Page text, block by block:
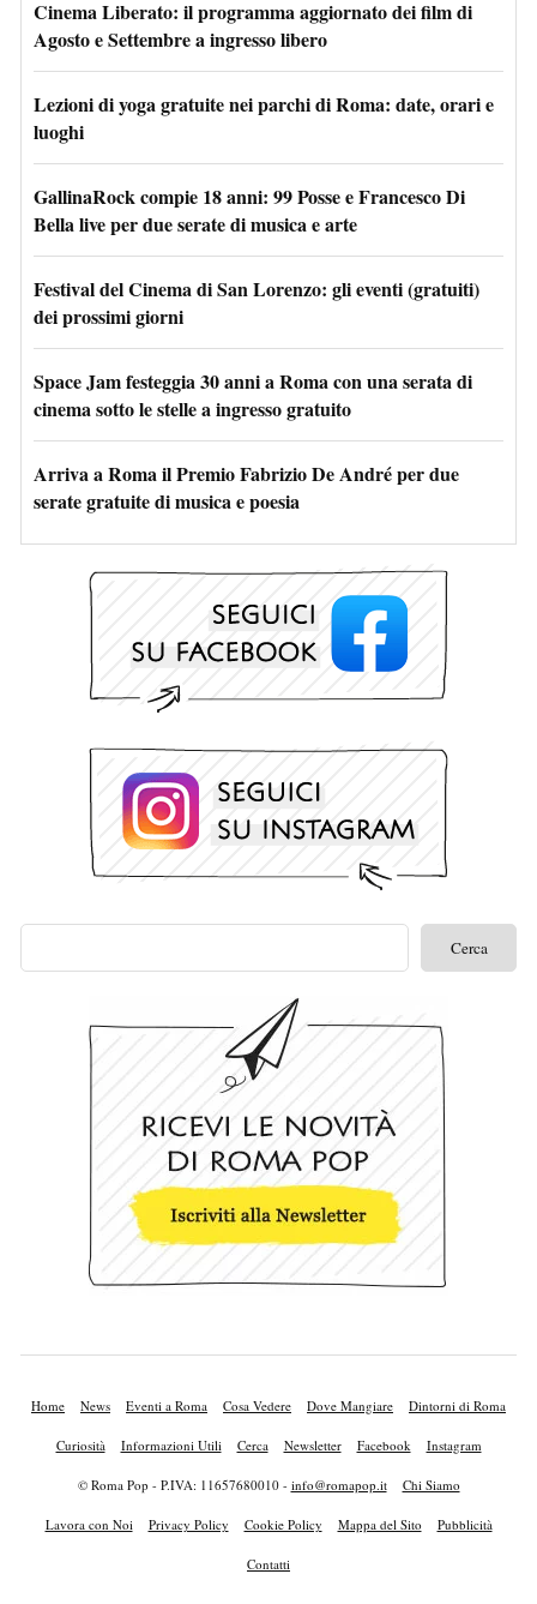
Cinema Liberato: il programma aggiornato dei film di
Agosto e Settembre a ingresso libero
Lezioni di yoga gratuite nei parchi di Roma: date, orari e
luoghi
GallinaRock compie 18 anni: 99 Posse e Francesco Di
Bella live per due serate di musica e arte
Festival del Cinema di San Lorenzo: gli eventi (gratuiti)
dei prossimi giorni
Space Jam festeggia 30 anni a Roma con una serata di
cinema sotto le stelle a ingresso gratuito
Arriva a Roma il Premio Fabrizio De André per due
serate gratuite di musica e poesia
Home News Eventi a Roma Cosa Vedere Dove Mangiare Dintorni di Roma
Curiosità Informazioni Utili Cerca Newsletter Facebook Instagram
© Roma Pop - P.IVA: 11657680010 - info@romapop.it Chi Siamo
Lavora con Noi Privacy Policy Cookie Policy Mappa del Sito Pubblicità
Contatti